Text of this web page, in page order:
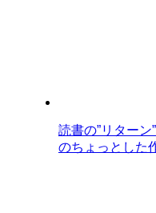
読書の”リター
のちょっとした